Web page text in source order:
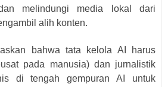
melindungi media lokal dari
alih konten.
bahwa tata kelola AI harus
pada manusia) dan jurnalistik
di tengah gempuran AI untuk